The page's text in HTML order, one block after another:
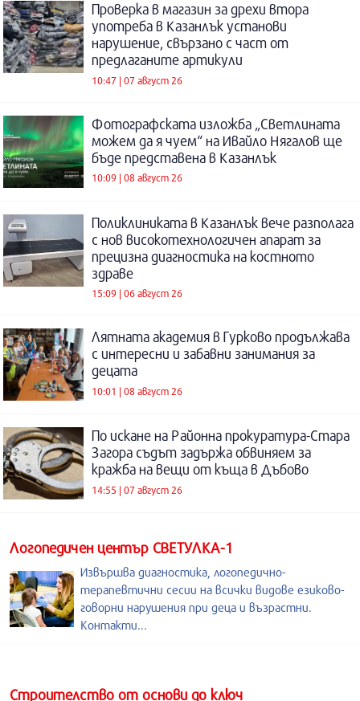
Проверка в магазин за дрехи втора
употреба в Казанлък установи
нарушение, свързано с част от
предлаганите артикули
10:47 | 07 август 26
Фотографската изложба „Светлината
можем да я чуем“ на Ивайло Нягалов ще
бъде представена в Казанлък
10:09 | 08 август 26
Поликлиниката в Казанлък вече разполага
с нов високотехнологичен апарат за
прецизна диагностика на костното
здраве
15:09 | 06 август 26
Лятната академия в Гурково продължава
с интересни и забавни занимания за
децата
10:01 | 08 август 26
По искане на Районна прокуратура-Стара
Загора съдът задържа обвиняем за
кражба на вещи от къща в Дъбово
14:55 | 07 август 26
Логопедичен център СВЕТУЛКА-1
Извършва диагностика, логопедично-
терапевтични сесии на всички видове езиково-
говорни нарушения при деца и възрастни.
Контакти...
Строителство от основи до ключ